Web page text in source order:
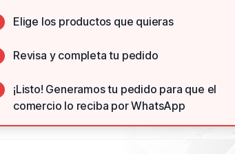
Elige los productos que quieras
Revisa y completa tu pedido
¡Listo! Generamos tu pedido para que el
comercio lo reciba por WhatsApp